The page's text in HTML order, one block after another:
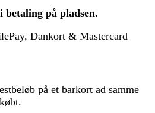
på pladsen.
Dankort & Mastercard
på et barkort ad samme